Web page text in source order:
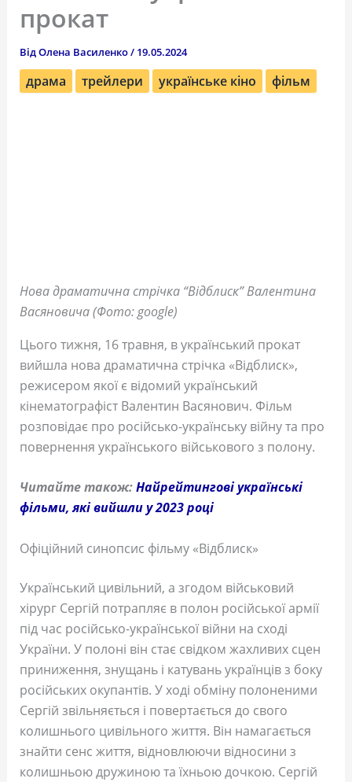
прокат
ВідОлена Василенко/ 19.05.2024
драма трейлери українське кіно фільм
Нова драматична стрічка “Відблиск” Валентина
Васяновича (Фото: google)
Цього тижня, 16 травня, в український прокат
вийшла нова драматична стрічка «Відблиск»,
режисером якої є відомий український
кінематографіст Валентин Васянович. Фільм
розповідає про російсько-українську війну та про
повернення українського військового з полону.
Читайте також:Найрейтингові українські
фільми, які вийшли у 2023 році
Офіційний синопсис фільму «Відблиск»
Український цивільний, а згодом військовий
хірург Сергій потрапляє в полон російської армії
під час російсько-української війни на сході
України. У полоні він стає свідком жахливих сцен
приниження, знущань і катувань українців з боку
російських окупантів. У ході обміну полоненими
Сергій звільняється і повертається до свого
колишнього цивільного життя. Він намагається
знайти сенс життя, відновлюючи відносини з
колишньою дружиною та їхньою дочкою. Сергій